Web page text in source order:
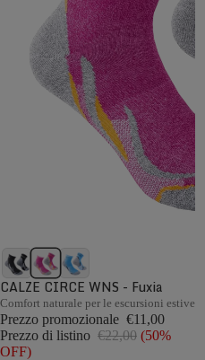
CALZE CIRCE WNS - Fuxia
Comfort naturale per le escursioni estive
Prezzo promozionale €11,00
Prezzo di listino €22,00 (50%
OFF)